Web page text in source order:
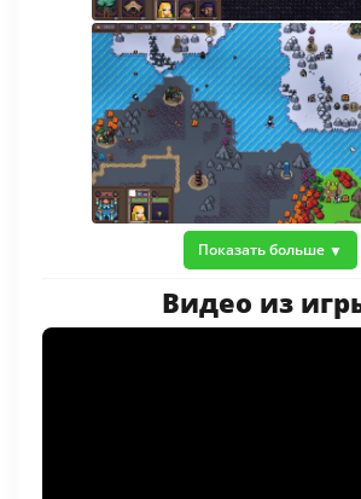
Показать больше
Видео из